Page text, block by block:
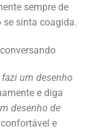
sempre de
se sinta coagida.
fazi um desenho
e diga
desenho de
e